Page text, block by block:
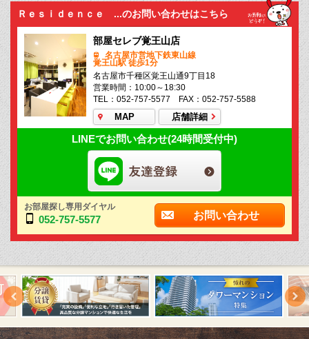
Ｒｅｓｉｄｅｎｃｅ ...のお問い合わせはこちら
部屋セレブ覚王山店
名古屋市営地下鉄東山線
覚王山駅 徒歩1分
名古屋市千種区覚王山通9丁目18
営業時間：10:00～18:30
TEL：052-757-5577 FAX：052-757-5588
MAP 店舗詳細
LINEでお問い合わせ(24時間受付中)
お部屋探し専用ダイヤル
052-757-5577 お問い合わせ